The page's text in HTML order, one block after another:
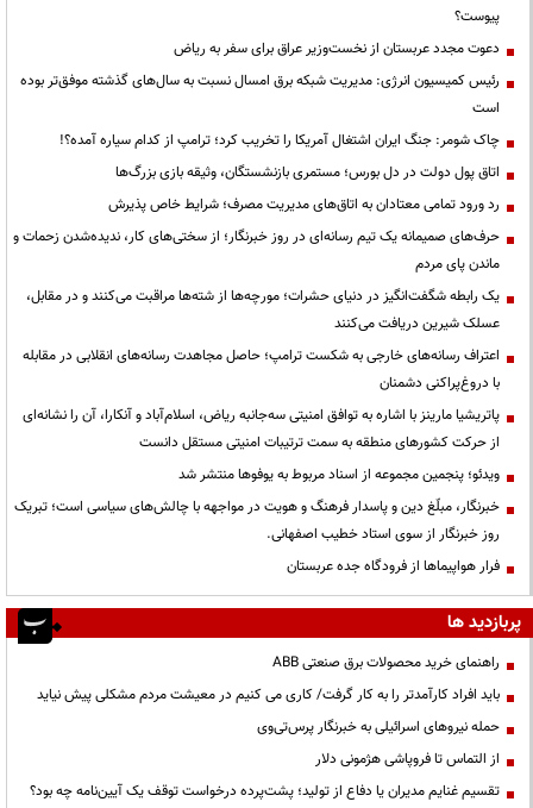
پیوست؟
دعوت مجدد عربستان از نخست‌وزیر عراق برای سفر به ریاض
رئیس کمیسیون انرژی: مدیریت شبکه برق امسال نسبت به سال‌های گذشته موفق‌تر بوده
است
چاک شومر: جنگ ایران اشتغال آمریکا را تخریب کرد؛ ترامپ از کدام سیاره آمده؟!
اتاق پول دولت در دل بورس؛ مستمری بازنشستگان، وثیقه بازی بزرگ‌ها
رد ورود تمامی معتادان به اتاق‌های مدیریت مصرف؛ شرایط خاص پذیرش
حرف‌های صمیمانه یک تیم رسانه‌ای در روز خبرنگار؛ از سختی‌های کار، ندیده‌شدن زحمات و
ماندن پای مردم
یک رابطه شگفت‌انگیز در دنیای حشرات؛ مورچه‌ها از شته‌ها مراقبت می‌کنند و در مقابل،
عسلک شیرین دریافت می‌کنند
اعتراف رسانه‌های خارجی به شکست ترامپ؛ حاصل مجاهدت رسانه‌های انقلابی در مقابله
با دروغ‌پراکنی دشمنان
پاتریشیا مارینز با اشاره به توافق امنیتی سه‌جانبه ریاض، اسلام‌آباد و آنکارا، آن را نشانه‌ای
از حرکت کشورهای منطقه به سمت ترتیبات امنیتی مستقل دانست
ویدئو؛ پنجمین مجموعه از اسناد مربوط به یوفوها منتشر شد
خبرنگار، مبلّغ دین و پاسدار فرهنگ و هویت در مواجهه با چالش‌های سیاسی است؛ تبریک
روز خبرنگار از سوی استاد خطیب اصفهانی.
فرار هواپیماها از فرودگاه جده عربستان
پربازدید ها
راهنمای خرید محصولات برق صنعتی ABB
باید افراد کارآمدتر را به کار گرفت/ کاری می کنیم در معیشت مردم مشکلی پیش نیاید
حمله نیروهای اسرائیلی به خبرنگار پرس‌تی‌وی
از التماس تا فروپاشی هژمونی دلار
تقسیم غنایم مدیران یا دفاع از تولید؛ پشت‌پرده درخواست توقف یک آیین‌نامه چه بود؟